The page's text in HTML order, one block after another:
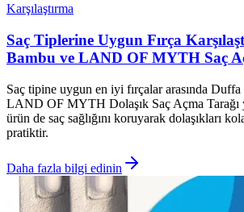
Karşılaştırma
Saç Tiplerine Uygun Fırça
Bambu ve LAND OF MYTH Saç
Saç tipine uygun en iyi fırçalar arasında
LAND OF MYTH Dolaşık Saç Açma Tarağı
ürün de saç sağlığını koruyarak dolaşıkları
pratiktir.
Daha fazla bilgi edinin